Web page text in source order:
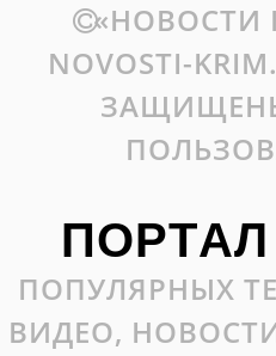
«НОВОСТИ
NOVOSTI-
ПОРТАЛ
ПОПУЛЯРНЫХ
ВИДЕО,